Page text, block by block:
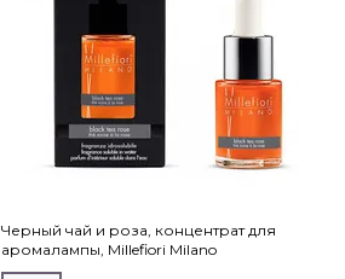
Черный чай и роза, концентрат для
аромалампы, Millefiori Milano